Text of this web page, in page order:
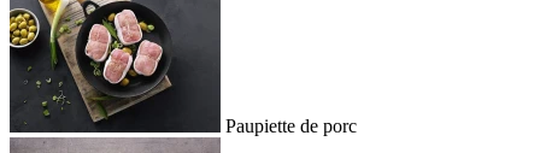
Paupiette de porc